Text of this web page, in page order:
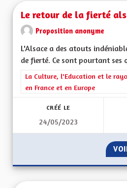
Le retour de la fierté
Proposition anonyme
L'Alsace a des atouts
de fierté. Ce sont pourtant ses
Filtrer les résultats de la
La Culture, l'Education et le
en France et en Europe
CRÉÉ LE
24/05/2023